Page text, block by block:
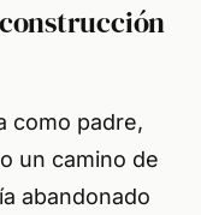
como padre,
un camino de
abandonado